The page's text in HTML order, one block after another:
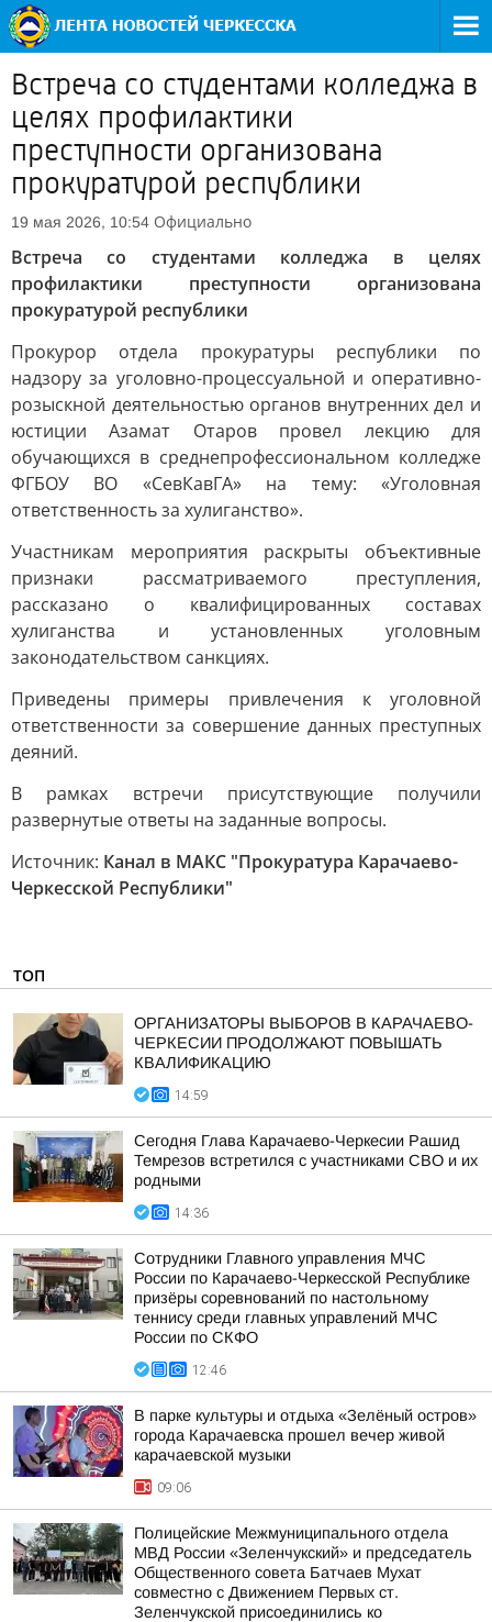
Встреча со студентами колледжа в
целях профилактики
преступности организована
прокуратурой республики
19 мая 2026, 10:54 Официально
Встреча со студентами колледжа в целях
профилактики преступности организована
прокуратурой республики
Прокурор отдела прокуратуры республики по
надзору за уголовно-процессуальной и оперативно-
розыскной деятельностью органов внутренних дел и
юстиции Азамат Отаров провел лекцию для
обучающихся в среднепрофессиональном колледже
ФГБОУ ВО «СевКавГА» на тему: «Уголовная
ответственность за хулиганство».
Участникам мероприятия раскрыты объективные
признаки рассматриваемого преступления,
рассказано о квалифицированных составах
хулиганства и установленных уголовным
законодательством санкциях.
Приведены примеры привлечения к уголовной
ответственности за совершение данных преступных
деяний.
В рамках встречи присутствующие получили
развернутые ответы на заданные вопросы.
Источник: Канал в МАКС "Прокуратура Карачаево-
Черкесской Республики"
ТОП
ОРГАНИЗАТОРЫ ВЫБОРОВ В КАРАЧАЕВО-
ЧЕРКЕСИИ ПРОДОЛЖАЮТ ПОВЫШАТЬ
КВАЛИФИКАЦИЮ
14:59
Сегодня Глава Карачаево-Черкесии Рашид
Темрезов встретился с участниками СВО и их
родными
14:36
Сотрудники Главного управления МЧС
России по Карачаево-Черкесской Республике
призёры соревнований по настольному
теннису среди главных управлений МЧС
России по СКФО
12:46
В парке культуры и отдыха «Зелёный остров»
города Карачаевска прошел вечер живой
карачаевской музыки
09:06
Полицейские Межмуниципального отдела
МВД России «Зеленчукский» и председатель
Общественного совета Батчаев Мухат
совместно с Движением Первых ст.
Зеленчукской присоединились ко